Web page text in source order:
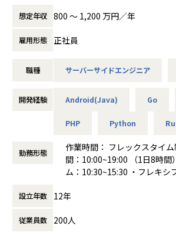
・自発的な勉強会やハッカソンの開催
・VPoEやEMとの1on1
・メンター役が伴走するオンボード支援
会社の定める範囲
・開発環境：Java、Jsp、Shell、Linux、DB2
■事業内容：
体にマーケター／エンジニア／クリエイタ
・コンピュータソフトウエアの開発、設計
・デジタルコンテンツの企画、制作、販売
・ホームページの制作、Webシステムの開
販売、企画運営
・Web/モバイルサイトの研修企画及び運営
■同社の特徴：
◇マーケター／エンジニア／クリエイター領
構築まで幅広く担当いただきます。
リリースから約10年、約70万行のGoで構成
ーは、膨大なユーザーデータとコンテンツ
プロダクトのビジョン実現に向け、「何を
大規模開発の中でAIアシスタントのバックエ
レンジしていただけるエンジニアを募集し
プロダクト開発をリードできる環境です。
■組織体制と募集背景について
バックグラウンドをもったメンバーが所属し
も、豊富なご経験・スキル・能力を備えた
想定年収 800 〜 1,200 万円／年
雇用形態 正社員
職種 サーバーサイドエンジニア
開発経験 Android(Java) Go
PHP Python
勤務形態
作業時間： フレックスタイ
間：10:00~19:00 （1日8時間
ム：10:30~15:30 ・フレキシ
働き方：
時間）
設立年数 12年
従業員数 200人